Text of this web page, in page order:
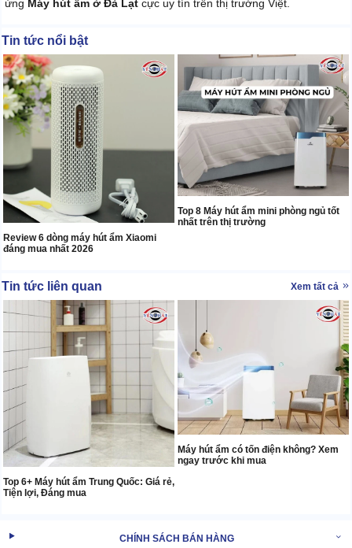
ứng Máy hút ẩm ở Đà Lạt cực uy tín trên thị trường Việt.
Tin tức nổi bật
Review 6 dòng máy hút ẩm Xiaomi
đáng mua nhất 2026
Top 8 Máy hút ẩm mini phòng ngủ tốt
nhất trên thị trường
Tin tức liên quan Xem tất cả
Top 6+ Máy hút ẩm Trung Quốc: Giá rẻ,
Tiện lợi, Đáng mua
Máy hút ẩm có tốn điện không? Xem
ngay trước khi mua
CHÍNH SÁCH BÁN HÀNG